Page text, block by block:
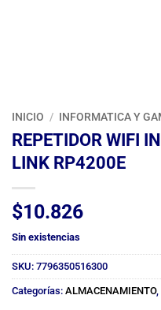
INICIO / INFORMATICA Y
REPETIDOR WIFI
LINK RP4200E
$10.826
Sin existencias
SKU: 7796350516300
Categorías: ALMACENAMIENTO,